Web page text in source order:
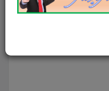
چشم و دست
چشم و دست